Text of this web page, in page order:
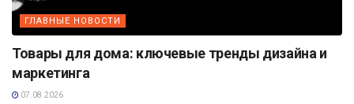
ГЛАВНЫЕ НОВОСТИ
Товары для дома: ключевые тренды дизайна и
маркетинга
07.08.2026